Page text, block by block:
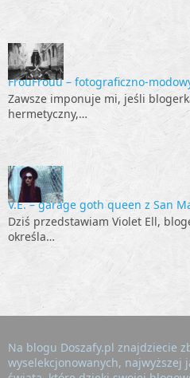
FrouFrouu – fotograficzno-
Zawsze imponuje mi, jeśli
hermetyczny,…
V.E. – garage goth queen z San
Dziś przedstawiam Violet Ell,
określa…
Na blogu Doszafy.pl znajdziecie
wyselekcjonowanych, najwyższej